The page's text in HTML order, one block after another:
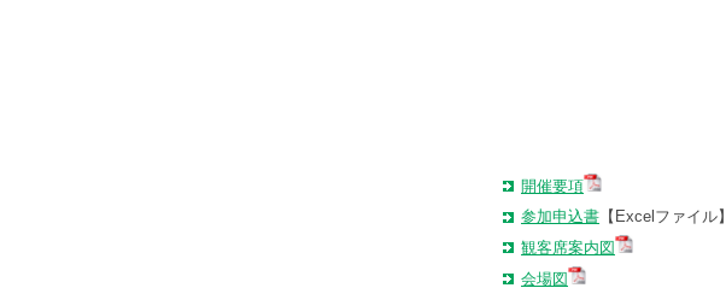
開催要項
参加申込書 【Excelファイル】
観客席案内図
会場図